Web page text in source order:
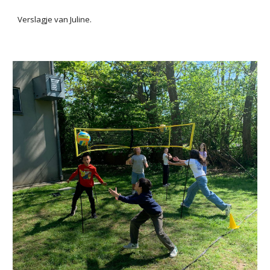
Verslagje van Juline.